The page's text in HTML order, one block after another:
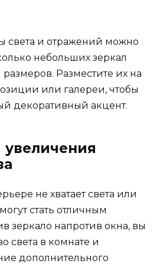
света и отражений можно
небольших зеркал
Разместите их на
или галереи, чтобы
декоративный акцент.
увеличения
не хватает света или
стать отличным
зеркало напротив окна, вы
света в комнате и
дополнительного